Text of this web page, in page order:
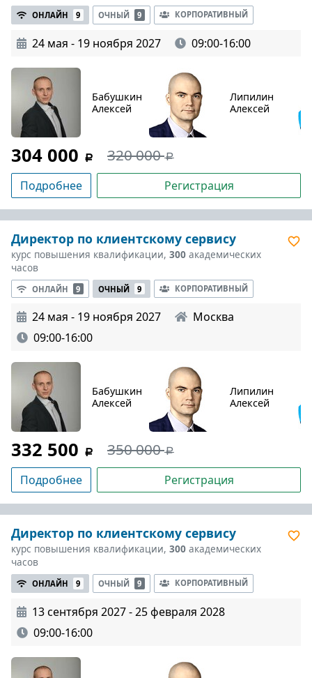
ОНЛАЙН 9 ОЧНЫЙ 9 КОРПОРАТИВНЫЙ
24 мая - 19 ноября 2027 09:00-16:00
Бабушкин
Алексей
Липилин
Алексей
304 000 320 000
Подробнее Регистрация
Директор по клиентскому сервису
курс повышения квалификации, 300 академических
часов
ОНЛАЙН 9 ОЧНЫЙ 9 КОРПОРАТИВНЫЙ
24 мая - 19 ноября 2027
Москва
09:00-16:00
Бабушкин
Алексей
Липилин
Алексей
332 500 350 000
Подробнее Регистрация
Директор по клиентскому сервису
курс повышения квалификации, 300 академических
часов
ОНЛАЙН 9 ОЧНЫЙ 9 КОРПОРАТИВНЫЙ
13 сентября 2027 - 25 февраля 2028
09:00-16:00